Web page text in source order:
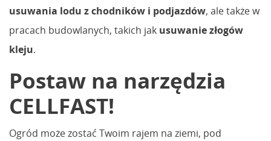
usuwania lodu z chodników i podjazdów, ale także w
pracach budowlanych, takich jak usuwanie złogów
kleju.
Postaw na narzędzia
CELLFAST!
Ogród może zostać Twoim rajem na ziemi, pod